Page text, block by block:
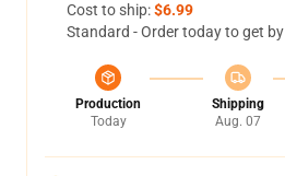
Cost to ship:$6.99
Standard - Order today to get by
Production
Today
Shipping
Aug. 07